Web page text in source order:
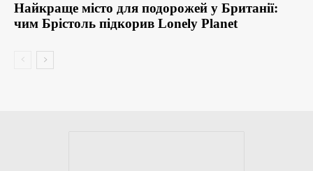
Найкраще місто для подорожей у Британії:
чим Брістоль підкорив Lonely Planet